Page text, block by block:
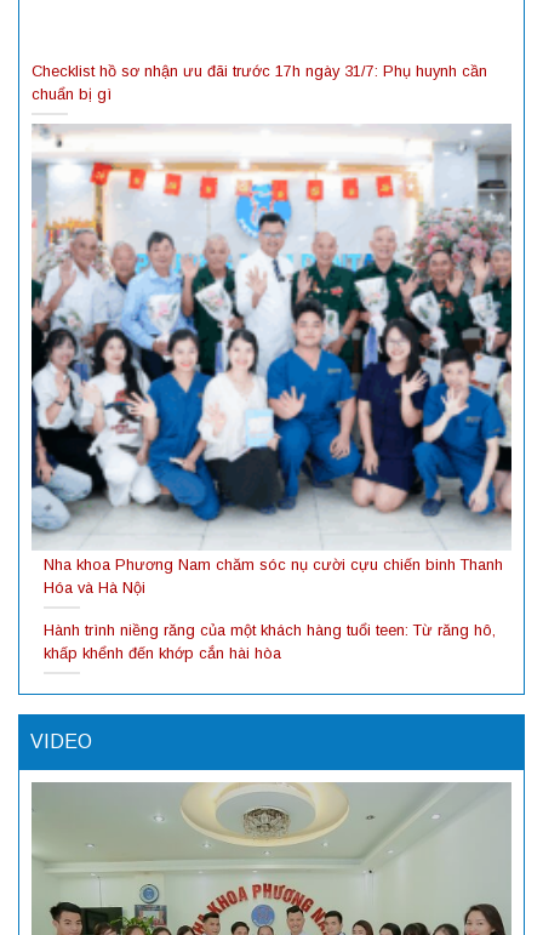
Checklist hồ sơ nhận ưu đãi trước 17h ngày 31/7: Phụ huynh cần
chuẩn bị gì
Nha khoa Phương Nam chăm sóc nụ cười cựu chiến binh Thanh
Hóa và Hà Nội
Hành trình niềng răng của một khách hàng tuổi teen: Từ răng hô,
khấp khểnh đến khớp cắn hài hòa
VIDEO